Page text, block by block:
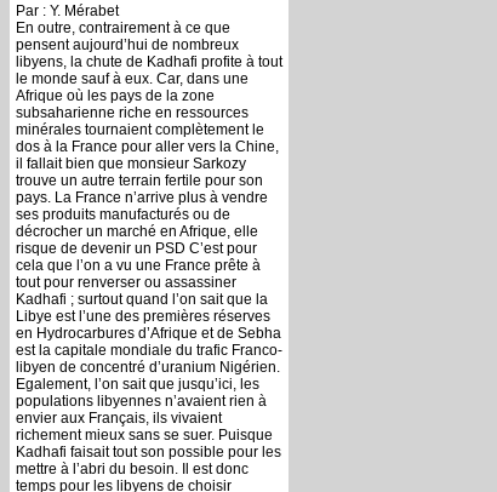
Par : Y. Mérabet
En outre, contrairement à ce que
pensent aujourd’hui de nombreux
libyens, la chute de Kadhafi profite à tout
le monde sauf à eux. Car, dans une
Afrique où les pays de la zone
subsaharienne riche en ressources
minérales tournaient complètement le
dos à la France pour aller vers la Chine,
il fallait bien que monsieur Sarkozy
trouve un autre terrain fertile pour son
pays. La France n’arrive plus à vendre
ses produits manufacturés ou de
décrocher un marché en Afrique, elle
risque de devenir un PSD C’est pour
cela que l’on a vu une France prête à
tout pour renverser ou assassiner
Kadhafi ; surtout quand l’on sait que la
Libye est l’une des premières réserves
en Hydrocarbures d’Afrique et de Sebha
est la capitale mondiale du trafic Franco-
libyen de concentré d’uranium Nigérien.
Egalement, l’on sait que jusqu’ici, les
populations libyennes n’avaient rien à
envier aux Français, ils vivaient
richement mieux sans se suer. Puisque
Kadhafi faisait tout son possible pour les
mettre à l’abri du besoin. Il est donc
temps pour les libyens de choisir